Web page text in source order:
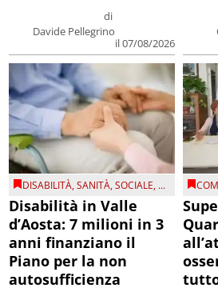
di
Davide Pellegrino
il 07/08/2026
DISABILITÀ,SANITÀ,SOCIALE, ...
Disabilità in Valle
d’Aosta: 7 milioni in 3
anni finanziano il
Piano per la non
autosufficienza